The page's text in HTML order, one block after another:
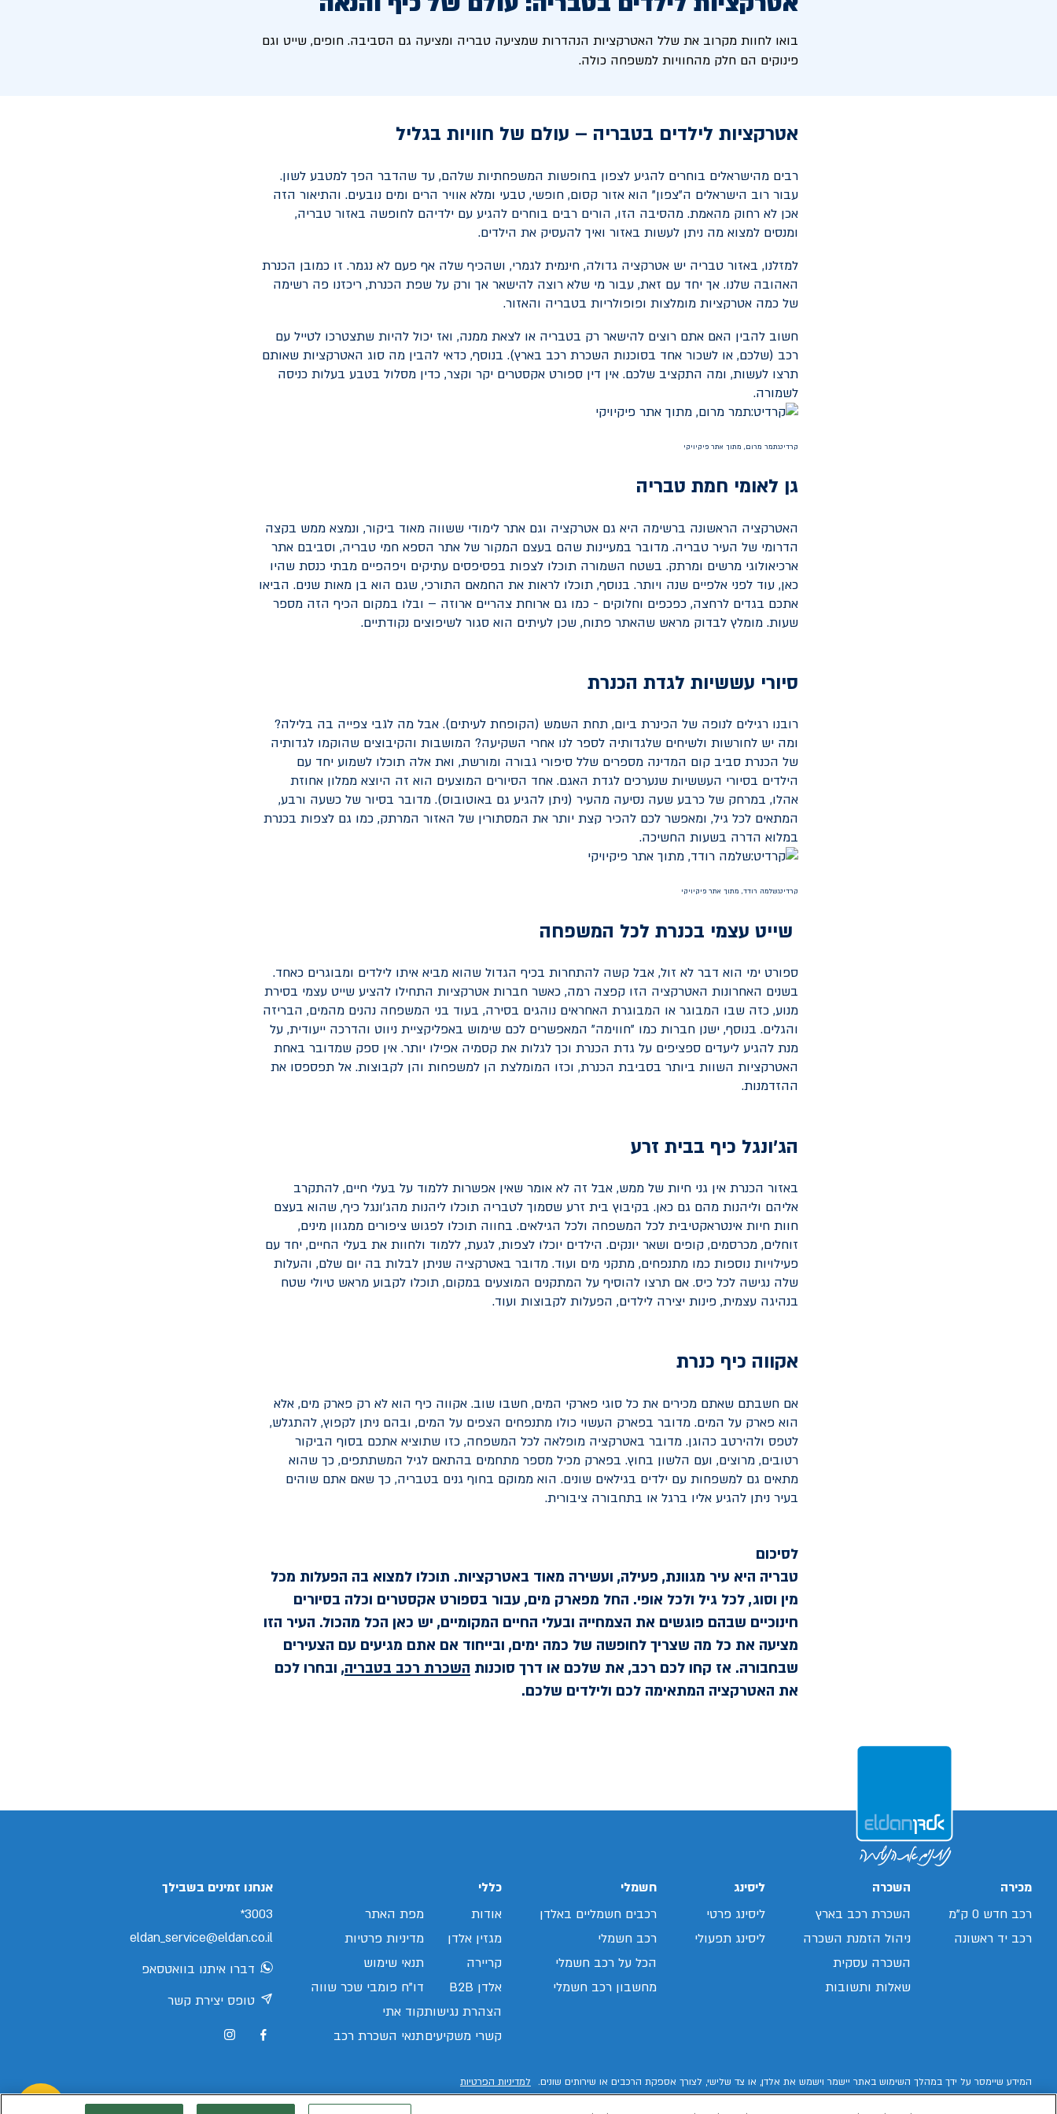
בואו לחוות מקרוב את שלל האטרקציות הנהדרות שמציעה טבריה ומציעה גם הסביבה. חופים, שייט וגם
פינוקים הם חלק מהחוויות למשפחה כולה.
אטרקציות לילדים בטבריה – עולם של חוויות בגליל
רבים מהישראלים בוחרים להגיע לצפון בחופשות המשפחתיות שלהם, עד שהדבר הפך למטבע לשון.
עבור רוב הישראלים ה"צפון" הוא אזור קסום, חופשי, טבעי ומלא אוויר הרים ומים נובעים. והתיאור הזה
אכן לא רחוק מהאמת. מהסיבה הזו, הורים רבים בוחרים להגיע עם ילדיהם לחופשה באזור טבריה,
ומנסים למצוא מה ניתן לעשות באזור ואיך להעסיק את הילדים.
למזלנו, באזור טבריה יש אטרקציה גדולה, חינמית לגמרי, ושהכיף שלה אף פעם לא נגמר. זו כמובן הכנרת
האהובה שלנו. אך יחד עם זאת, עבור מי שלא רוצה להישאר אך ורק על שפת הכנרת, ריכזנו פה רשימה
של כמה אטרקציות מומלצות ופופולריות בטבריה והאזור.
חשוב להבין האם אתם רוצים להישאר רק בטבריה או לצאת ממנה, ואז יכול להיות שתצטרכו לטייל עם
רכב (שלכם, או לשכור אחד בסוכנות השכרת רכב בארץ). בנוסף, כדאי להבין מה סוג האטרקציות שאותם
תרצו לעשות, ומה התקציב שלכם. אין דין ספורט אקסטרים יקר וקצר, כדין מסלול בטבע בעלות כניסה
לשמורה.
קרדיט:תמר מרום, מתוך אתר פיקיויקי
גן לאומי חמת טבריה
האטרקציה הראשונה ברשימה היא גם אטרקציה וגם אתר לימודי ששווה מאוד ביקור, ונמצא ממש בקצה
הדרומי של העיר טבריה. מדובר במעיינות שהם בעצם המקור של אתר הספא חמי טבריה, וסביבם אתר
ארכיאולוגי מרשים ומרתק. בשטח השמורה תוכלו לצפות בפסיפסים עתיקים ויפהפיים מבתי כנסת שהיו
כאן, עוד לפני אלפיים שנה ויותר. בנוסף, תוכלו לראות את החמאם התורכי, שגם הוא בן מאות שנים. הביאו
אתכם בגדים לרחצה, כפכפים וחלוקים - כמו גם ארוחת צהריים ארוזה – ובלו במקום הכיף הזה מספר
שעות. מומלץ לבדוק מראש שהאתר פתוח, שכן לעיתים הוא סגור לשיפוצים נקודתיים.
סיורי עששיות לגדת הכנרת
רובנו רגילים לנופה של הכינרת ביום, תחת השמש (הקופחת לעיתים). אבל מה לגבי צפייה בה בלילה?
ומה יש לחורשות ולשיחים שלגדותיה לספר לנו אחרי השקיעה? המושבות והקיבוצים שהוקמו לגדותיה
של הכנרת סביב קום המדינה מספרים שלל סיפורי גבורה ומורשת, ואת אלה תוכלו לשמוע יחד עם
הילדים בסיורי העששיות שנערכים לגדת האגם. אחד הסיורים המוצעים הוא זה היוצא ממלון אחוזת
אהלו, במרחק של כרבע שעה נסיעה מהעיר (ניתן להגיע גם באוטובוס). מדובר בסיור של כשעה ורבע,
המתאים לכל גיל, ומאפשר לכם להכיר קצת יותר את המסתורין של האזור המרתק, כמו גם לצפות בכנרת
במלוא הדרה בשעות החשיכה.
קרדיט:שלמה רודד, מתוך אתר פיקיויקי
שייט עצמי בכנרת לכל המשפחה
ספורט ימי הוא דבר לא זול, אבל קשה להתחרות בכיף הגדול שהוא מביא איתו לילדים ומבוגרים כאחד.
בשנים האחרונות האטרקציה הזו קפצה רמה, כאשר חברות אטרקציות התחילו להציע שייט עצמי בסירת
מנוע, כזה שבו המבוגר או המבוגרת האחראים נוהגים בסירה, בעוד בני המשפחה נהנים מהמים, הבריזה
והגלים. בנוסף, ישנן חברות כמו "חווימה" המאפשרים לכם שימוש באפליקציית ניווט והדרכה ייעודית, על
מנת להגיע ליעדים ספציפים על גדת הכנרת וכך לגלות את קסמיה אפילו יותר. אין ספק שמדובר באחת
האטרקציות השוות ביותר בסביבת הכנרת, וכזו המומלצת הן למשפחות והן לקבוצות. אל תפספסו את
ההזדמנות.
הג'ונגל כיף בבית זרע
באזור הכנרת אין גני חיות של ממש, אבל זה לא אומר שאין אפשרות ללמוד על בעלי חיים, להתקרב
אליהם וליהנות מהם גם כאן. בקיבוץ בית זרע שסמוך לטבריה תוכלו ליהנות מהג'ונגל כיף, שהוא בעצם
חוות חיות אינטראקטיבית לכל המשפחה ולכל הגילאים. בחווה תוכלו לפגוש ציפורים ממגוון מינים,
זוחלים, מכרסמים, קופים ושאר יונקים. הילדים יוכלו לצפות, לגעת, ללמוד ולחוות את בעלי החיים, יחד עם
פעילויות נוספות כמו מתנפחים, מתקני מים ועוד. מדובר באטרקציה שניתן לבלות בה יום שלם, והעלות
שלה נגישה לכל כיס. אם תרצו להוסיף על המתקנים המוצעים במקום, תוכלו לקבוע מראש טיולי שטח
בנהיגה עצמית, פינות יצירה לילדים, הפעלות לקבוצות ועוד.
אקווה כיף כנרת
אם חשבתם שאתם מכירים את כל סוגי פארקי המים, חשבו שוב. אקווה כיף הוא לא רק פארק מים, אלא
הוא פארק על המים. מדובר בפארק העשוי כולו מתנפחים הצפים על המים, ובהם ניתן לקפוץ, להתגלש,
לטפס ולהירטב כהוגן. מדובר באטרקציה מופלאה לכל המשפחה, כזו שתוציא אתכם בסוף הביקור
רטובים, מרוצים, ועם הלשון בחוץ. בפארק מכיל מספר מתחמים בהתאם לגיל המשתתפים, כך שהוא
מתאים גם למשפחות עם ילדים בגילאים שונים. הוא ממוקם בחוף גנים בטבריה, כך שאם אתם שוהים
בעיר ניתן להגיע אליו ברגל או בתחבורה ציבורית.
לסיכום
טבריה היא עיר מגוונת, פעילה, ועשירה מאוד באטרקציות. תוכלו למצוא בה הפעלות מכל
מין וסוג, לכל גיל ולכל אופי. החל מפארק מים, עבור בספורט אקסטרים וכלה בסיורים
חינוכיים שבהם פוגשים את הצמחייה ובעלי החיים המקומיים, יש כאן הכל מהכול. העיר הזו
מציעה את כל מה שצריך לחופשה של כמה ימים, ובייחוד אם אתם מגיעים עם הצעירים
שבחבורה. אז קחו לכם רכב, את שלכם או דרך סוכנות השכרת רכב בטבריה, ובחרו לכם
את האטרקציה המתאימה לכם ולילדים שלכם.
מכירה
רכב חדש 0 ק"מ
רכב יד ראשונה
השכרה
השכרת רכב בארץ
ניהול הזמנת השכרה
השכרה עסקית
שאלות ותשובות
ליסינג
ליסינג פרטי
ליסינג תפעולי
חשמלי
רכבים חשמליים באלדן
רכב חשמלי
הכל על רכב חשמלי
מחשבון רכב חשמלי
כללי
אודות
מגזין אלדן
קריירה
אלדן B2B
הצהרת נגישות
קשרי משקיעים
מפת האתר
מדיניות פרטיות
תנאי שימוש
דו"ח פומבי שכר שווה
קוד אתי
תנאי השכרת רכב
אנחנו זמינים בשבילך
3003*
eldan_service@eldan.co.il
דברו איתנו בוואטסאפ
טופס יצירת קשר
המידע שיימסר על ידך במהלך השימוש באתר יישמר וישמש את אלדן, או צד שלישי, לצורך אספקת הרכבים או שירותים שונים. למדיניות הפרטיות